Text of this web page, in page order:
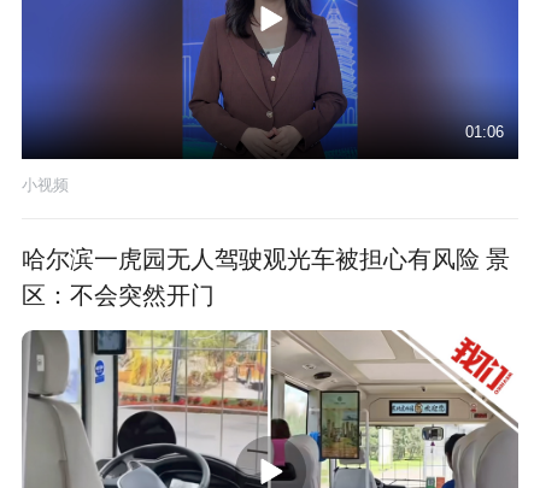
01:06
小视频
哈尔滨一虎园无人驾驶观光车被担心有风险 景
区：不会突然开门